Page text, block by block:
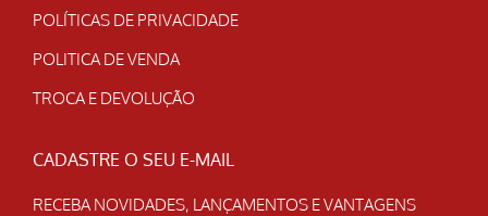
POLÍTICAS DE PRIVACIDADE
POLITICA DE VENDA
TROCA E DEVOLUÇÃO
CADASTRE O SEU E-MAIL
RECEBA NOVIDADES, LANÇAMENTOS E VANTAGENS